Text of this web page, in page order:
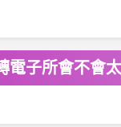
電子所會不會